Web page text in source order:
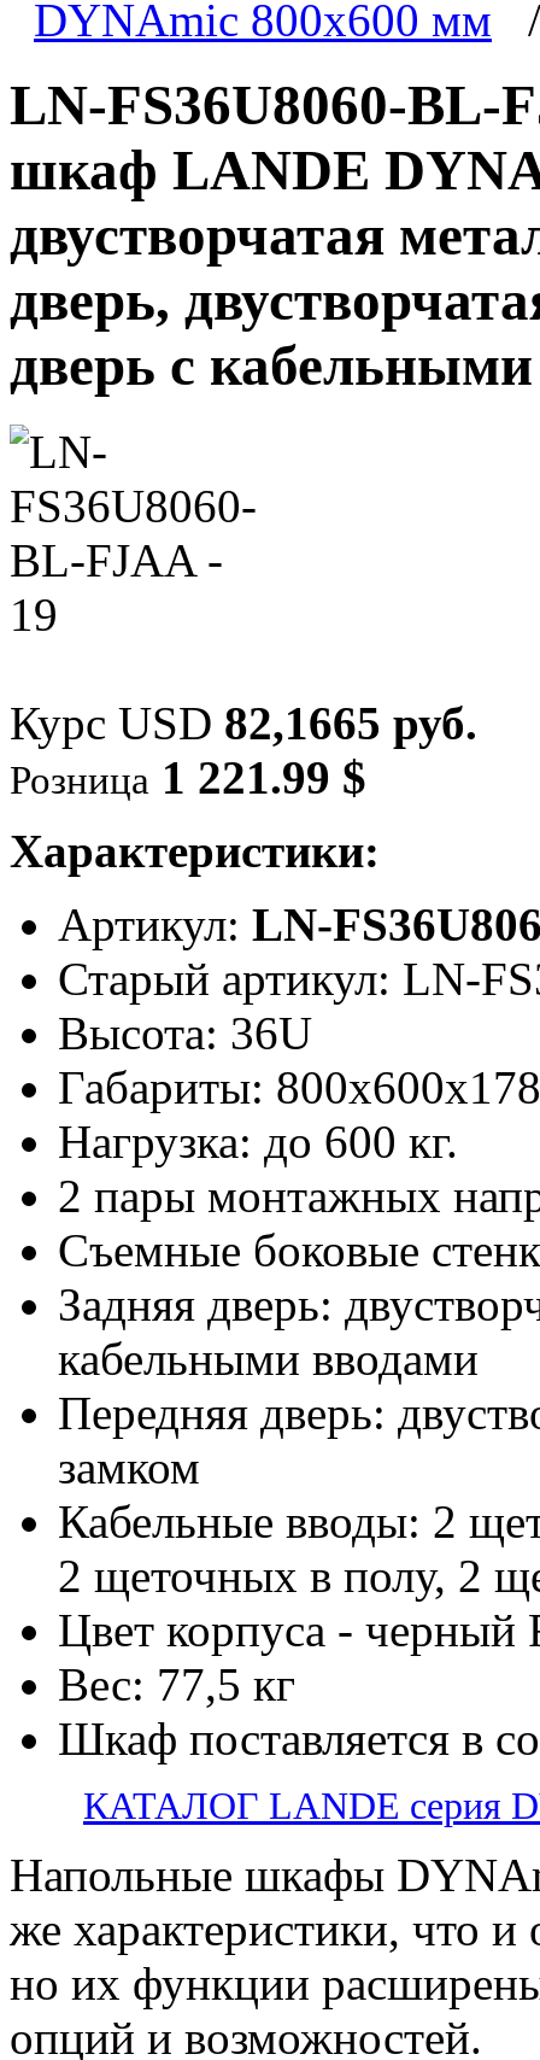
DYNAmic 800x600 мм
LN-FS36U8060-BL-
шкаф LANDE
двустворчатая
дверь,
дверь с
Курс USD 82,1665 руб.
Розница 1 221.99 $
Характеристики:
Артикул: LN-
Старый артикул: LN-
Высота: 36U
Габариты:
Нагрузка: до 600 кг.
2 пары монтажных
Съемные боковые
Задняя дверь:
кабельными вводами
Передняя дверь:
замком
Кабельные вводы: 2
2 щеточных в полу, 2
Цвет корпуса - черный
Вес: 77,5 кг
Шкаф поставляется в
КАТАЛОГ LANDE серия
Напольные шкафы
же характеристики, что
но их функции
опций и возможностей.